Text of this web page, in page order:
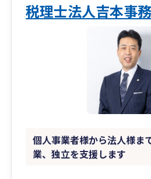
供
・財務コンサルタント（金
月の予実管理、資金繰り予定
・中期経営計画策定支援、
助、予実管理（経営伴走支援
・法人新規設立のご相談
税理士法人吉本事
個人事業者様から法人様ま
業、独立を支援します